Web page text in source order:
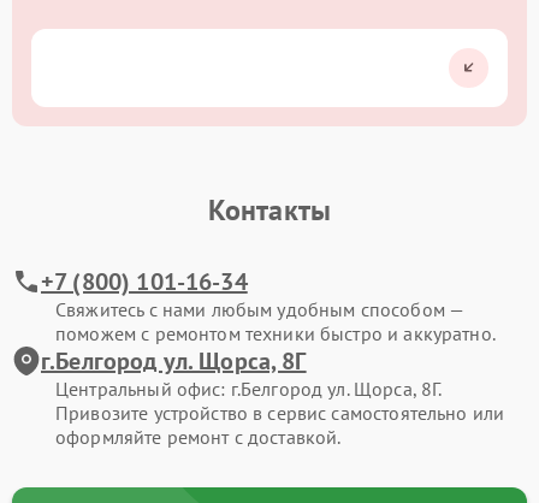
Контакты
+7 (800) 101-16-34
Свяжитесь с нами любым удобным способом —
поможем с ремонтом техники быстро и аккуратно.
г.Белгород ул. Щорса, 8Г
Центральный офис: г.Белгород ул. Щорса, 8Г.
Привозите устройство в сервис самостоятельно или
оформляйте ремонт с доставкой.